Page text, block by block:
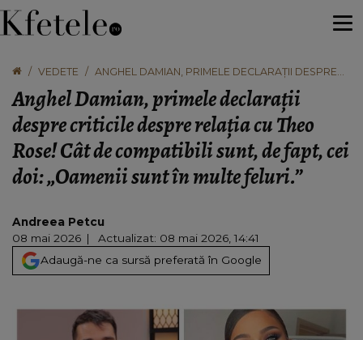
VEDETE
ANGHEL DAMIAN, PRIMELE DECLARAȚII DESPRE
DE COMPATIBILI SUNT, DE FAPT, CEI DOI: „OAMENII
SUNT ÎN MULTE FELURI.”
Anghel Damian, primele declarații
despre criticile despre relația cu Theo
Rose! Cât de compatibili sunt, de fapt, cei
doi: „Oamenii sunt în multe feluri.”
Andreea Petcu
08 mai 2026
Actualizat: 08 mai 2026, 14:41
Adaugă-ne ca sursă preferată în Google